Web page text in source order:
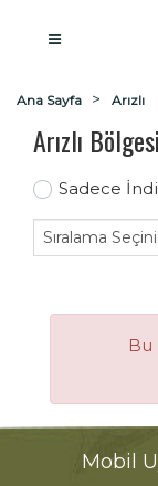
Ana Sayfa Arızlı
Arızlı
Sadece
Bu
Mobil